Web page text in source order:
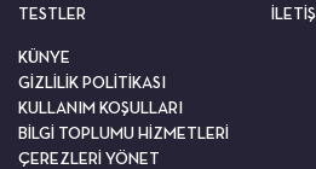
TESTLER
KÜNYE
GİZLİLİK POLİTİKASI
KULLANIM KOŞULLARI
BİLGİ TOPLUMU HİZMETLERİ
ÇEREZLERİ YÖNET